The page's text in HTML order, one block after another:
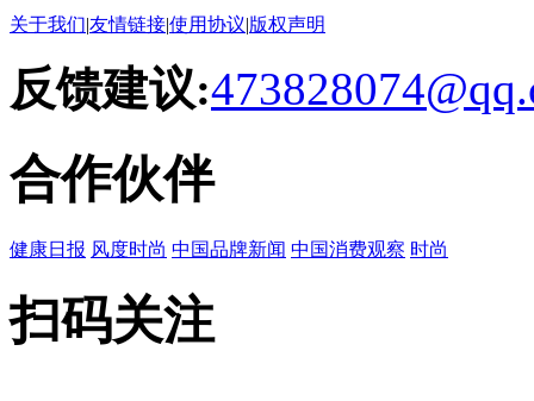
关于我们|友情链接|使用协议|版权声明
反馈建议:
合作伙伴
健康日报 风度时尚 中国品牌新闻 中国消费观察 时尚
扫码关注